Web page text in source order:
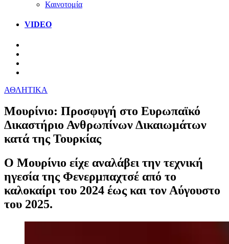
Καινοτομία
VIDEO
ΑΘΛΗΤΙΚΑ
Μουρίνιο: Προσφυγή στο Ευρωπαϊκό
Δικαστήριο Ανθρωπίνων Δικαιωμάτων
κατά της Τουρκίας
Ο Μουρίνιο είχε αναλάβει την τεχνική
ηγεσία της Φενερμπαχτσέ από το
καλοκαίρι του 2024 έως και τον Αύγουστο
του 2025.